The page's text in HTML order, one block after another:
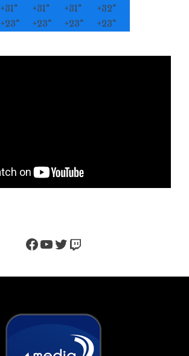
+31° +31° +31° +32°
+23° +23° +23° +23°
Facebook
YouTube
Twitter
Twitch